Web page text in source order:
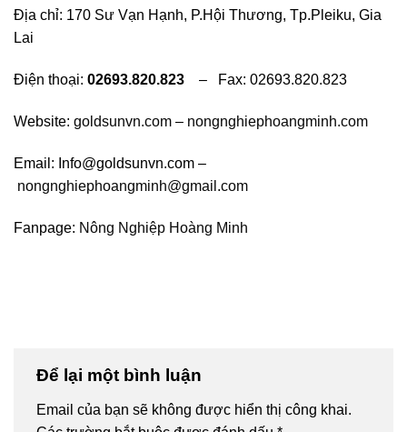
Địa chỉ: 170 Sư Vạn Hạnh, P.Hội Thương, Tp.Pleiku, Gia
Lai
Điện thoại: 02693.820.823 – Fax: 02693.820.823
Website: goldsunvn.com – nongnghiephoangminh.com
Email: Info@goldsunvn.com –
nongnghiephoangminh@gmail.com
Fanpage: Nông Nghiệp Hoàng Minh
Để lại một bình luận
Email của bạn sẽ không được hiển thị công khai.